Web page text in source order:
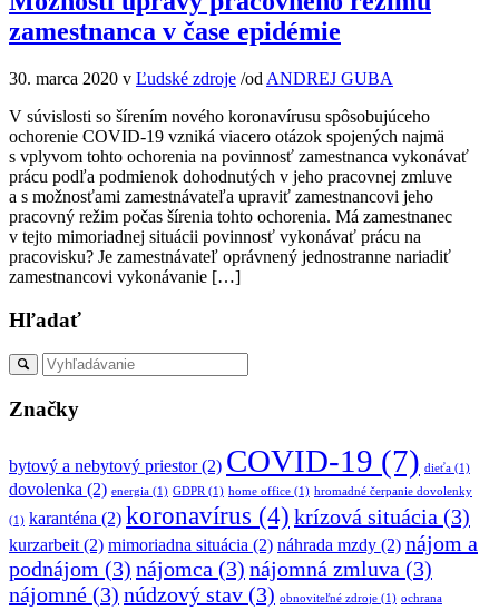
zamestnanca v čase epidémie
30. marca 2020 v Ľudské zdroje /od ANDREJ GUBA
V súvislosti so šírením nového koronavírusu spôsobujúceho
ochorenie COVID-19 vzniká viacero otázok spojených najmä
s vplyvom tohto ochorenia na povinnosť zamestnanca vykonávať
prácu podľa podmienok dohodnutých v jeho pracovnej zmluve
a s možnosťami zamestnávateľa upraviť zamestnancovi jeho
pracovný režim počas šírenia tohto ochorenia. Má zamestnanec
v tejto mimoriadnej situácii povinnosť vykonávať prácu na
pracovisku? Je zamestnávateľ oprávnený jednostranne nariadiť
zamestnancovi vykonávanie […]
Hľadať
Značky
bytový a nebytový priestor(2) COVID-19 (7) dieťa (1)
dovolenka (2) energia (1) GDPR (1) home office (1) hromadné čerpanie dovolenky
(1) karanténa (2) koronavírus (4) krízová situácia (3)
kurzarbeit(2) mimoriadna situácia (2) náhrada mzdy (2) nájom a
podnájom (3) nájomca (3) nájomná zmluva (3)
nájomné (3) núdzový stav (3) obnoviteľné zdroje (1) ochrana